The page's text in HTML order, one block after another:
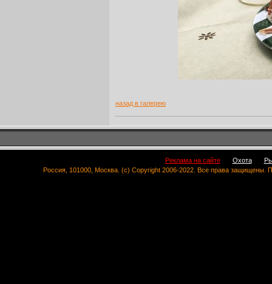
назад в галерею
Реклама на сайте Охота
Россия, 101000, Москва. (c) Copyright 2006-2022. Все права защищены.